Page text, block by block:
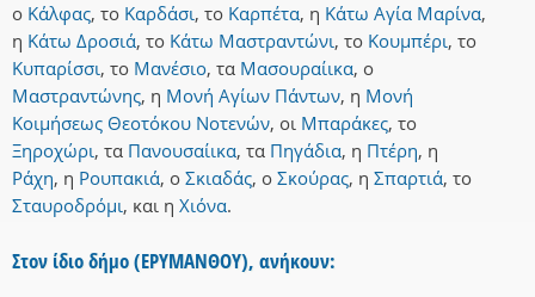
ο Κάλφας, το Καρδάσι, το Καρπέτα, η Κάτω Αγία Μαρίνα,
η Κάτω Δροσιά, το Κάτω Μαστραντώνι, το Κουμπέρι, το
Κυπαρίσσι, το Μανέσιο, τα Μασουραίικα, ο
Μαστραντώνης, η Μονή Αγίων Πάντων, η Μονή
Κοιμήσεως Θεοτόκου Νοτενών, οι Μπαράκες, το
Ξηροχώρι, τα Πανουσαίικα, τα Πηγάδια, η Πτέρη, η
Ράχη, η Ρουπακιά, ο Σκιαδάς, ο Σκούρας, η Σπαρτιά, το
Σταυροδρόμι, και η Χιόνα.
Στον ίδιο δήμο (ΕΡΥΜΑΝΘΟΥ), ανήκουν: